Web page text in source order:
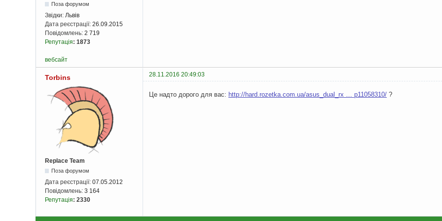
Поза форумом
Звідки: Львів
Дата реєстрації: 26.09.2015
Повідомлень: 2 719
Репутація: 1873
вебсайт
Torbins 28.11.2016 20:49:03
Replace Team
Поза форумом
Дата реєстрації: 07.05.2012
Повідомлень: 3 164
Репутація: 2330
Це надто дорого для вас: http://hard.rozetka.com.ua/asus_dual_rx … p11058310/ ?